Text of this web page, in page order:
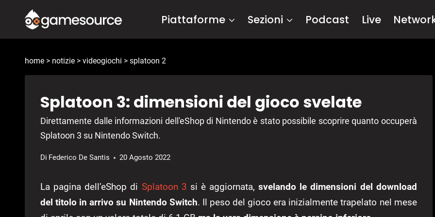
contenuto
Piattaforme Sezioni Podcast Live
home > notizie > videogiochi > splatoon 2
Splatoon 3: dimensioni del gioco svelate
Direttamente dalle informazioni dell'eShop di Nintendo è stato possibile scoprire quanto occuperà
Splatoon 3 su Nintendo Switch.
Di Federico De Santis 20 Agosto 2022
La pagina dell’eShop di Splatoon 3 si è aggiornata,svelando le dimensioni del download
del titolo in arrivo su Nintendo Switch. Il peso del gioco era inizialmente trapelato nel mese